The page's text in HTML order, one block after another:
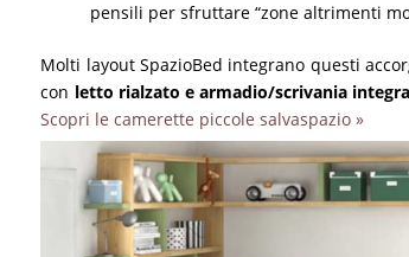
pensili per sfruttare “zone altrimenti
Molti layout SpazioBed integrano questi
con letto rialzato e armadio/scrivania
Scopri le camerette piccole salvaspazio »